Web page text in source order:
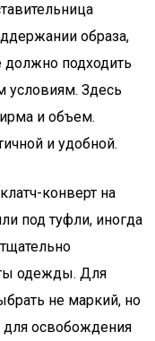
образа,
должно подходить
условиям. Здесь
и объем.
и удобной.
конверт на
под туфли, иногда
одежды. Для
не маркий, но
освобождения